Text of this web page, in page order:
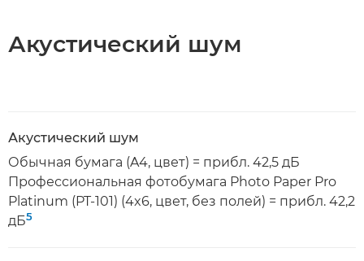
Акустический шум
Акустический шум
Обычная бумага (A4, цвет) = прибл. 42,5 дБ
Профессиональная фотобумага Photo Paper Pro
Platinum (PT-101) (4x6, цвет, без полей) = прибл. 42,2
дБ5